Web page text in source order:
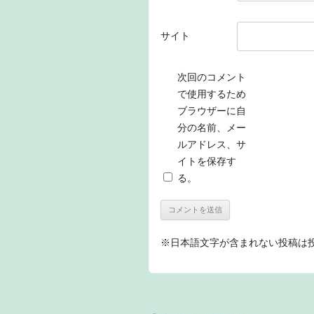
サイト
次回のコメント
で使用するため
ブラウザーに自
分の名前、メー
ルアドレス、サ
イトを保存す
る。
※日本語文字が含まれない投稿は